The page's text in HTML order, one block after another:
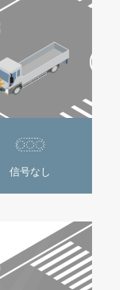
信号なし